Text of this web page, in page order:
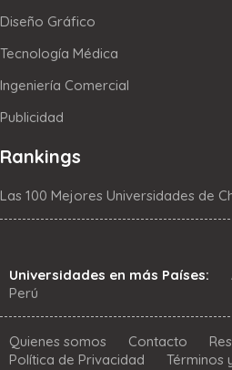
Diseño Gráfico
Tecnología Médica
Ingeniería Comercial
Publicidad
Rankings
Las 100 Mejores Universidades de
Universidades en más Países:
Perú
Quienes somos Contacto
Política de Privacidad
Términos